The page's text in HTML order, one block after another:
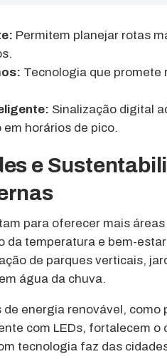
Permitem planejar rotas
Tecnologia que promete
Sinalização digital
horários de pico.
e
para oferecer mais
da temperatura e bem-
de parques verticais,
água da chuva.
energia renovável,
com LEDs, fortalecem
tecnologia faz das